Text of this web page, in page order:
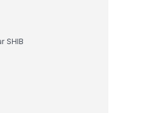
SHIB